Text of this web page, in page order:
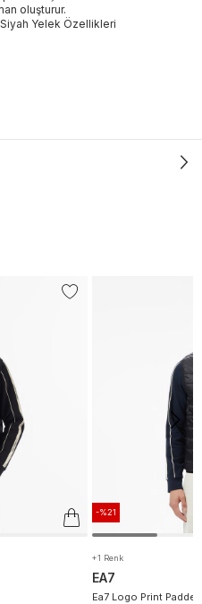
oluşturur.
Yelek Özellikleri
-%21
+1 Renk
EA7
Ea7 Logo Print